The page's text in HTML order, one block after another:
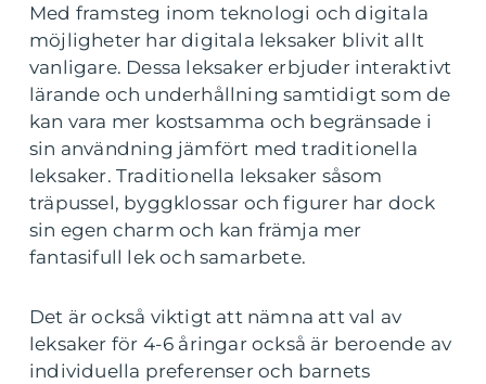
Med framsteg inom teknologi och digitala
möjligheter har digitala leksaker blivit allt
vanligare. Dessa leksaker erbjuder interaktivt
lärande och underhållning samtidigt som de
kan vara mer kostsamma och begränsade i
sin användning jämfört med traditionella
leksaker. Traditionella leksaker såsom
träpussel, byggklossar och figurer har dock
sin egen charm och kan främja mer
fantasifull lek och samarbete.
Det är också viktigt att nämna att val av
leksaker för 4-6 åringar också är beroende av
individuella preferenser och barnets